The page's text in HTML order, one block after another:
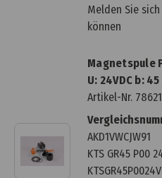
Melden Sie
können
Magnetspule
U: 24VDC b:
Artikel-Nr.
AKD1VWCJW91
KTS GR45 P00